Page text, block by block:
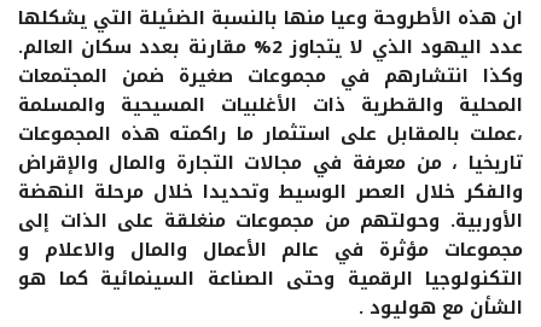
ان هذه الأطروحة وعيا منها بالنسبة الضئيلة التي يشكلها
عدد اليهود الذي لا يتجاوز 2% مقارنة بعدد سكان العالم.
وكذا انتشارهم في مجموعات صغيرة ضمن المجتمعات
المحلية والقطرية ذات الأغلبيات المسيحية والمسلمة
،عملت بالمقابل على استثمار ما راكمته هذه المجموعات
تاريخيا ، من معرفة في مجالات التجارة والمال والإقراض
والفكر خلال العصر الوسيط وتحديدا خلال مرحلة النهضة
الأوربية. وحولتهم من مجموعات منغلقة على الذات إلى
مجموعات مؤثرة في عالم الأعمال والمال والاعلام و
التكنولوجيا الرقمية وحتى الصناعة السينمائية كما هو
الشأن مع هوليود .